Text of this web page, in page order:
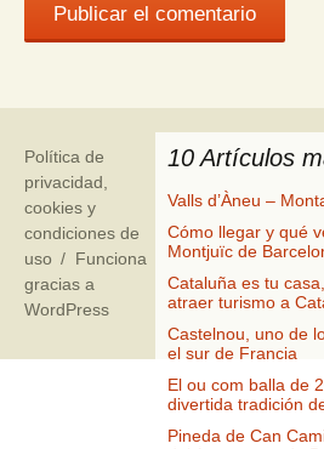
10 Artículos
Valls d’Àneu –
Cómo llegar y qué
Montjuïc de
Cataluña es tu
atraer turismo a
Castelnou, uno de
el sur de Francia
El ou com balla de
divertida tradición
Pineda de Can
Política de
privacidad,
cookies y
condiciones de
uso
Funciona
gracias a
WordPress